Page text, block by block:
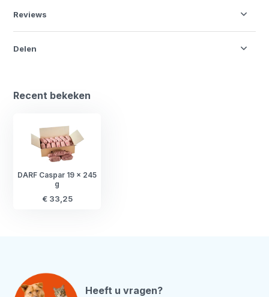
Reviews
Delen
Recent bekeken
DARF Caspar 19 x 245
g
€ 33,25
Heeft u vragen?